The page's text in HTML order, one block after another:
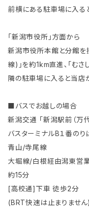
前横にある駐車場に入る
「新潟市役所」方面から
新潟市役所本館と分館
線)」を約1km直進、「む
隣の駐車場に入ると当店
■バスでお越しの場合
新潟交通 「新潟駅前（万代
バスターミナルB１番のり
青山/寺尾線
大堀線/白根経由潟東営
約15分
[高校通]下車 徒歩2分
(BRT快速は止まりません)